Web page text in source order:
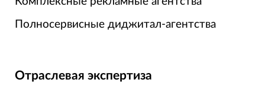
Полносервисные диджитал-агентства
Отраслевая экспертиза